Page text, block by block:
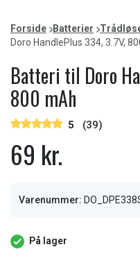
of
1
Forside Batterier
Doro HandlePlus 334, 3.7V,
Batteri til Doro
800 mAh
5 (39)
69 kr.
Varenummer:
På lager